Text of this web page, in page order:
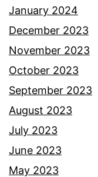
January 2024
December 2023
November 2023
October 2023
September 2023
August 2023
July 2023
June 2023
May 2023